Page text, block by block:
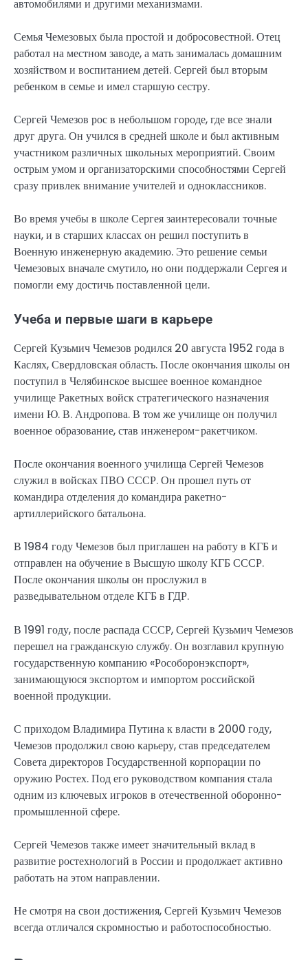
автомобилями и другими механизмами.
Семья Чемезовых была простой и добросовестной. Отец
работал на местном заводе, а мать занималась домашним
хозяйством и воспитанием детей. Сергей был вторым
ребенком в семье и имел старшую сестру.
Сергей Чемезов рос в небольшом городе, где все знали
друг друга. Он учился в средней школе и был активным
участником различных школьных мероприятий. Своим
острым умом и организаторскими способностями Сергей
сразу привлек внимание учителей и одноклассников.
Во время учебы в школе Сергея заинтересовали точные
науки, и в старших классах он решил поступить в
Военную инженерную академию. Это решение семьи
Чемезовых вначале смутило, но они поддержали Сергея и
помогли ему достичь поставленной цели.
Учеба и первые шаги в карьере
Сергей Кузьмич Чемезов родился 20 августа 1952 года в
Каслях, Свердловская область. После окончания школы он
поступил в Челябинское высшее военное командное
училище Ракетных войск стратегического назначения
имени Ю. В. Андропова. В том же училище он получил
военное образование, став инженером-ракетчиком.
После окончания военного училища Сергей Чемезов
служил в войсках ПВО СССР. Он прошел путь от
командира отделения до командира ракетно-
артиллерийского батальона.
В 1984 году Чемезов был приглашен на работу в КГБ и
отправлен на обучение в Высшую школу КГБ СССР.
После окончания школы он прослужил в
разведывательном отделе КГБ в ГДР.
В 1991 году, после распада СССР, Сергей Кузьмич Чемезов
перешел на гражданскую службу. Он возглавил крупную
государственную компанию «Рособоронэкспорт»,
занимающуюся экспортом и импортом российской
военной продукции.
С приходом Владимира Путина к власти в 2000 году,
Чемезов продолжил свою карьеру, став председателем
Совета директоров Государственной корпорации по
оружию Ростех. Под его руководством компания стала
одним из ключевых игроков в отечественной оборонно-
промышленной сфере.
Сергей Чемезов также имеет значительный вклад в
развитие ростехнологий в России и продолжает активно
работать на этом направлении.
Не смотря на свои достижения, Сергей Кузьмич Чемезов
всегда отличался скромностью и работоспособностью.